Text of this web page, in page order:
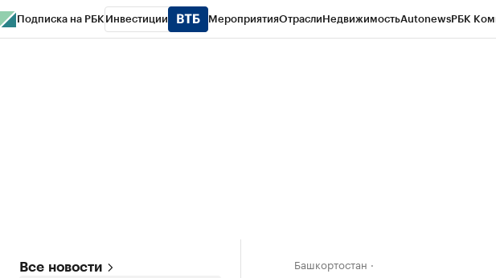
Подписка на РБК Инвестиции МероприятияОтраслиНедвижимостьAutonewsРБК
Все новости Башкортостан